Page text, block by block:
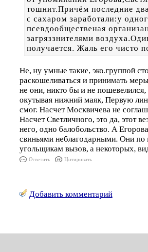
тошнит.Причём последние
с сахаром заработали:у
псевдообщественая
загряззнителями
получается. Жаль его чисто
Не, ну умные такие, эко.группой
раскошеливаться и принимать
не они, никто бы и не
окутывая нижний маяк, Первую
смог. Насчет Москвичева не
Насчет Светличного, это да, этот
него, одно балобольство. А
свиньями неблагодарными. Они по
угольщикам вызов, а некоторых,
Ответить Цитировать
Добавить комментарий